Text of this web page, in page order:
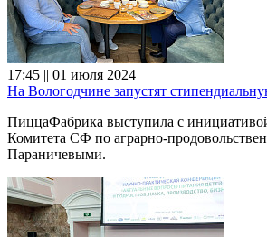
17:45 || 01 июля 2024
На Вологодчине запустят
ПиццаФабрика выступила с
Комитета СФ по аграрно-
Параничевыми.